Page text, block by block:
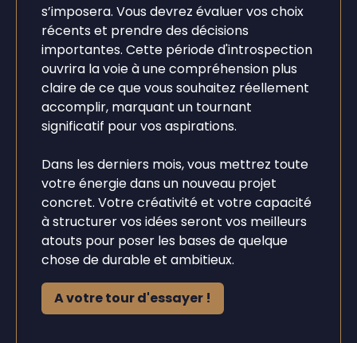
s’imposera. Vous devrez évaluer vos choix
récents et prendre des décisions
importantes. Cette période d'introspection
ouvrira la voie à une compréhension plus
claire de ce que vous souhaitez réellement
accomplir, marquant un tournant
significatif pour vos aspirations.
Dans les derniers mois, vous mettrez toute
votre énergie dans un nouveau projet
concret. Votre créativité et votre capacité
à structurer vos idées seront vos meilleurs
atouts pour poser les bases de quelque
chose de durable et ambitieux.
A votre tour d'essayer !